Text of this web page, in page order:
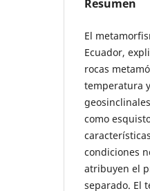
Resumen
El
Ecuador,
rocas
temperatura
como
condiciones
atribuyen el
separado. El